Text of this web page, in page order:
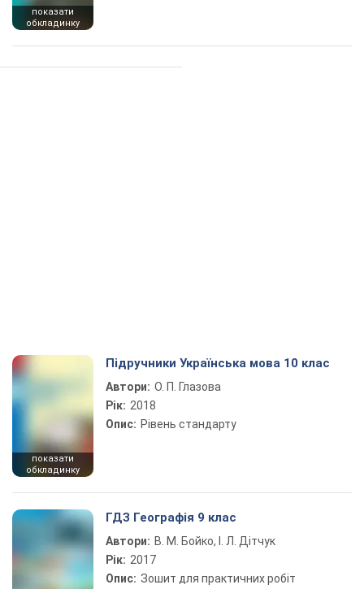
показати
обкладинку
показати
обкладинку
Підручники Українська мова 10 клас
Автори: О. П. Глазова
Рік: 2018
Опис: Рівень стандарту
ГДЗ Географія 9 клас
Автори: В. М. Бойко, І. Л. Дітчук
Рік: 2017
Опис: Зошит для практичних робіт